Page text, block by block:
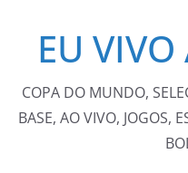
conteúdo
EU VIVO
COPA DO MUNDO,
BASE, AO VIVO, JOGOS,